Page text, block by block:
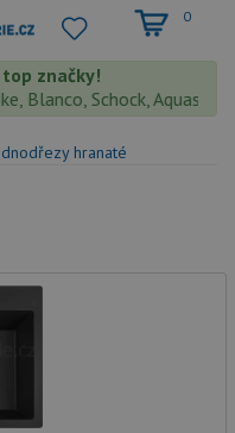
0
značky!
Blanco, Schock,
hranaté